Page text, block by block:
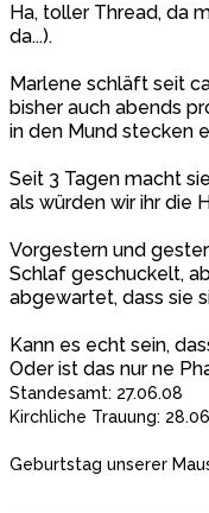
Ha, toller Thread, da
da...).
Marlene schläft seit
bisher auch abends
in den Mund stecken
Seit 3 Tagen macht
als würden wir ihr die
Vorgestern und
Schlaf geschuckelt,
abgewartet, dass sie
Kann es echt sein,
Oder ist das nur ne
Standesamt: 27.06.08
Kirchliche Trauung:
Geburtstag unserer